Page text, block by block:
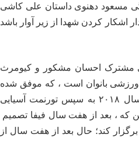
مسعود دهنوی داستان علی کاشی
توانست رکورددار اشکار کردن شهدا از زیر آوار باشد
مشترک احسان مشکور و کیومرث
ورزشى بانوان است ، که موفق شده
در دو دوره متوالی ،۲۰۱۵، ۲۰۱۸ قهرمان آسیا شود. از سال ۲۰۱۸ به سپس تورنمت آسیایی
که ، بعد از هفت سال فیفا تصمیم
گیرد براى بار سوم این تورنمت رادر اردیبهشت ۲۰۲۵ برگزار کند؛ حال بعد از هفت سال از